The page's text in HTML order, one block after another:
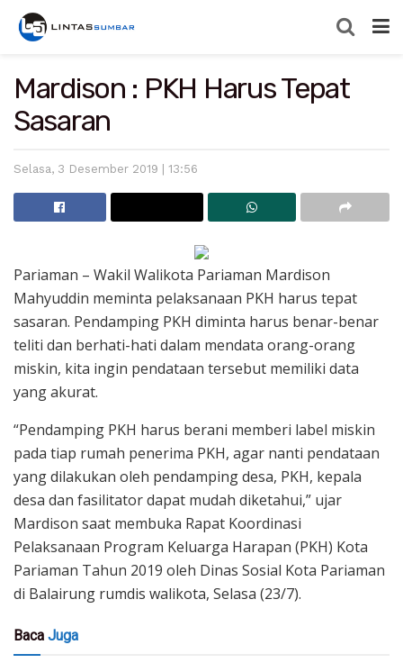
Mardison : PKH Harus Tepat
Sasaran
Selasa, 3 Desember 2019 | 13:56
Pariaman – Wakil Walikota Pariaman Mardison
Mahyuddin meminta pelaksanaan PKH harus tepat
sasaran. Pendamping PKH diminta harus benar-benar
teliti dan berhati-hati dalam mendata orang-orang
miskin, kita ingin pendataan tersebut memiliki data
yang akurat.
“Pendamping PKH harus berani memberi label miskin
pada tiap rumah penerima PKH, agar nanti pendataan
yang dilakukan oleh pendamping desa, PKH, kepala
desa dan fasilitator dapat mudah diketahui,” ujar
Mardison saat membuka Rapat Koordinasi
Pelaksanaan Program Keluarga Harapan (PKH) Kota
Pariaman Tahun 2019 oleh Dinas Sosial Kota Pariaman
di Balairung rumdis walikota, Selasa (23/7).
Baca Juga